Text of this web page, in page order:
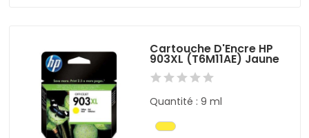
Cartouche D'Encre HP
903XL (T6M11AE) Jaune
Quantité : 9 ml